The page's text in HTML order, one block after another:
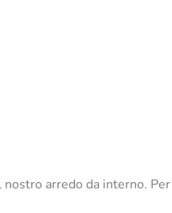
nostro arredo da interno.